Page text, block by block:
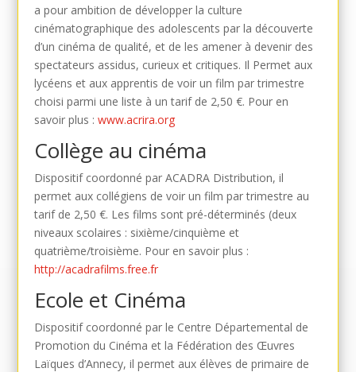
a pour ambition de développer la culture
cinématographique des adolescents par la découverte
d’un cinéma de qualité, et de les amener à devenir des
spectateurs assidus, curieux et critiques. Il Permet aux
lycéens et aux apprentis de voir un film par trimestre
choisi parmi une liste à un tarif de 2,50 €. Pour en
savoir plus :www.acrira.org
Collège au cinéma
Dispositif coordonné par ACADRA Distribution, il
permet aux collégiens de voir un film par trimestre au
tarif de 2,50 €. Les films sont pré-déterminés (deux
niveaux scolaires : sixième/cinquième et
quatrième/troisième. Pour en savoir plus :
http://acadrafilms.free.fr
Ecole et Cinéma
Dispositif coordonné par le Centre Départemental de
Promotion du Cinéma et la Fédération des Œuvres
Laïques d’Annecy, il permet aux élèves de primaire de